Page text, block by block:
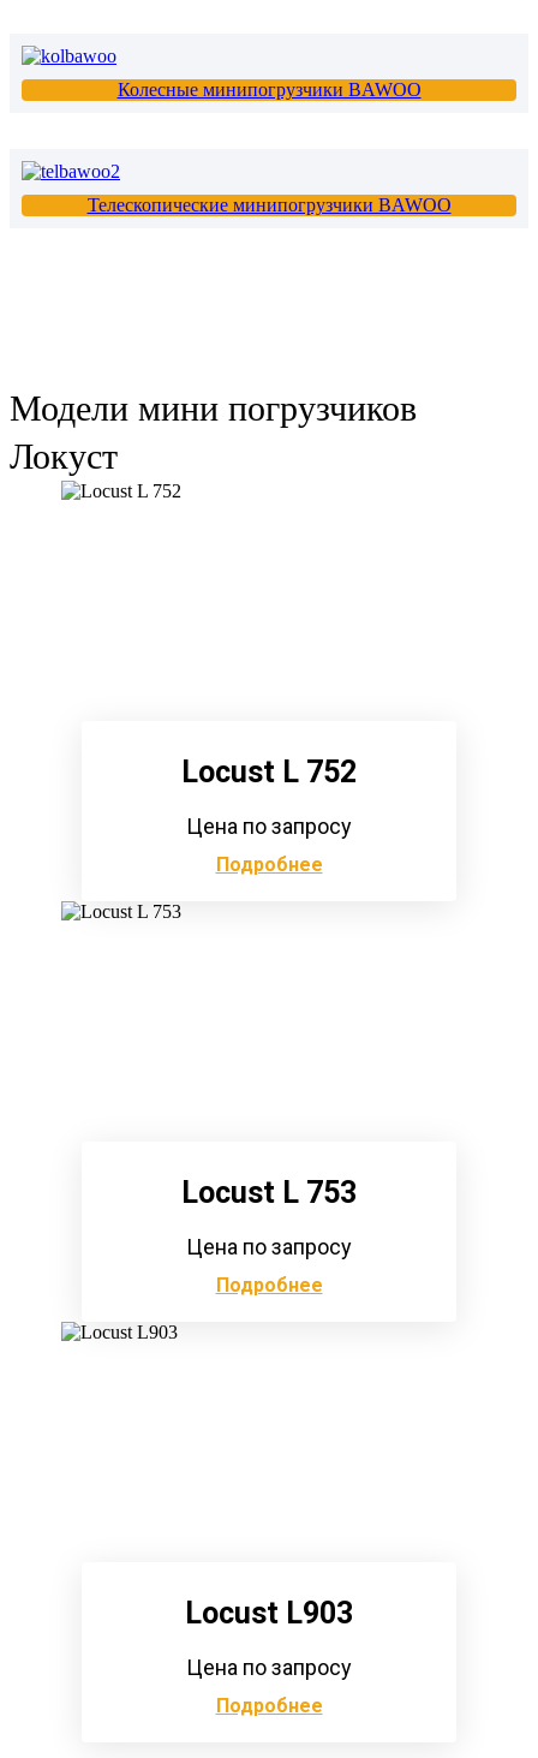
Колесные минипогрузчики BAWOO
Телескопические минипогрузчики BAWOO
Модели мини погрузчиков
Локуст
Locust L 752
Цена по запросу
Подробнее
Locust L 753
Цена по запросу
Подробнее
Locust L903
Цена по запросу
Подробнее